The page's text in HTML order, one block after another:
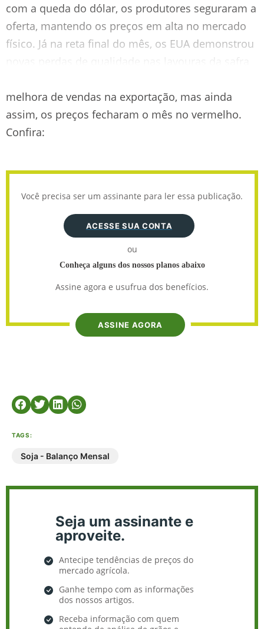
com a queda do dólar, os produtores seguraram a
oferta, mantendo os preços em alta no mercado
físico. Já na reta final do mês, os EUA demonstrou
novas perdas de qualidade nas lavouras da safra
melhora de vendas na exportação, mas ainda
assim, os preços fecharam o mês no vermelho.
Confira:
Você precisa ser um assinante para ler essa publicação.
ACESSE SUA CONTA
ou
Conheça alguns dos nossos planos abaixo
Assine agora e usufrua dos benefícios.
ASSINE AGORA
TAGS:
Soja - Balanço Mensal
Seja um assinante e
aproveite.
Antecipe tendências de preços do
mercado agrícola.
Ganhe tempo com as informações
dos nossos artigos.
Receba informação com quem